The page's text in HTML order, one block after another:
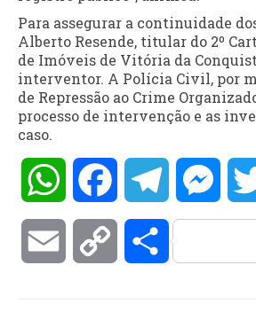
Para assegurar a continuidade
Alberto Resende, titular do 2º
de Imóveis de Vitória da
interventor. A Polícia Civil, por
de Repressão ao Crime
processo de intervenção e as
caso.
WhatsAppFacebookTelegram
Email Copy Compartilhar